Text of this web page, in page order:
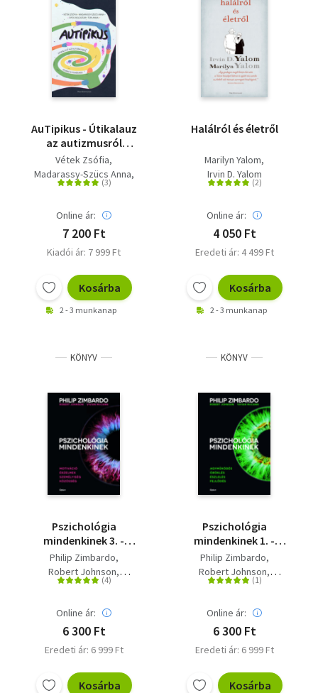
AuTipikus - Útikalauz
az autizmusról
kíváncsi elméknek
Vétek Zsófia
Madarassy-Szücs Anna
Sipos Boldizsár Túri Anna
Online ár:
7 200 Ft
Kiadói ár: 7 999 Ft
Kosárba
2 - 3 munkanap
Halálról és életről
Marilyn Yalom
Irvin D. Yalom
Online ár:
4 050 Ft
Eredeti ár: 4 499 Ft
Kosárba
2 - 3 munkanap
KÖNYV
Pszichológia
mindenkinek 3. -
Motiváció - Érzelmek -
Személyiség -
Közösség
Philip Zimbardo
Robert Johnson
Vivian McCann
Online ár:
6 300 Ft
Eredeti ár: 6 999 Ft
Kosárba
KÖNYV
Pszichológia
mindenkinek 1. -
Agyműködés - Öröklés
- Észlelés - Fejlődés
Philip Zimbardo
Robert Johnson
Vivian McCann
Online ár:
6 300 Ft
Eredeti ár: 6 999 Ft
Kosárba